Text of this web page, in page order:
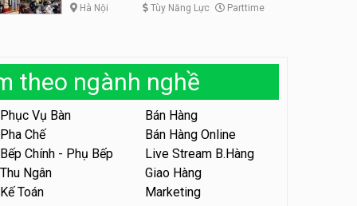
Tuyển nhân viên tiếp thực,
Tuyển nhân viên phục vụ ca
tối – quán kem dừa
Quán kem dừa
Tuyển nhân viên phụ bếp –
Bún Đậu Mắm Tôm – Bếp
Bún Đậu Mắm Tôm - Bếp Tiên
Hà Nội Tùy Năng Lực Parttime
theo ngành nghề
Phục Vụ Bàn
Bán Hàng
Pha Chế
Bán Hàng Online
Bếp Chính - Phụ Bếp
Live Stream B.Hàng
Thu Ngân
Giao Hàng
Kế Toán
Marketing